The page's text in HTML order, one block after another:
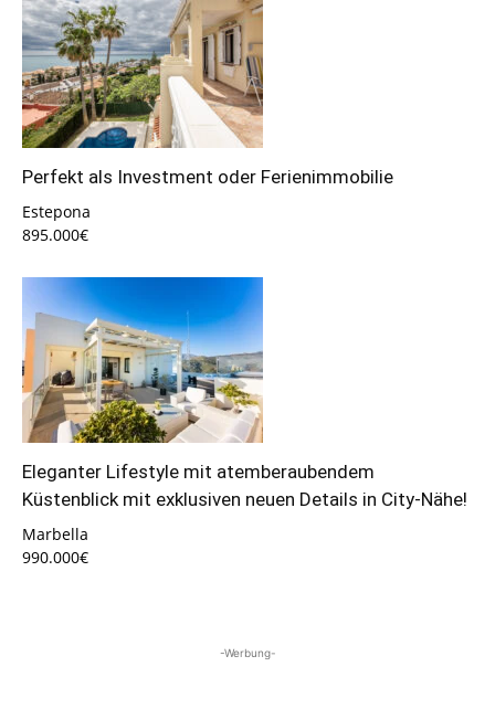
Perfekt als Investment oder Ferienimmobilie
Estepona
895.000€
Eleganter Lifestyle mit atemberaubendem
Küstenblick mit exklusiven neuen Details in City-Nähe!
Marbella
990.000€
-Werbung-